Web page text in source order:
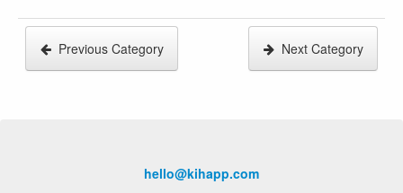
Previous Category Next Category
hello@kihapp.com